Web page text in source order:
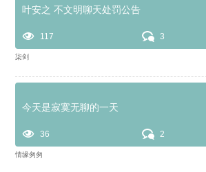
叶安之 不文明聊天处罚公告
117 3
柒剑
今天是寂寞无聊的一天
36 2
情缘匆匆